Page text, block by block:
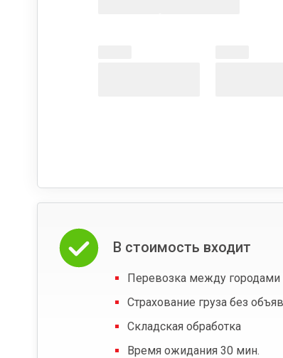
В стоимость входит
Перевозка между городами
Страхование груза без
Складская обработка
Время ожидания 30 мин.